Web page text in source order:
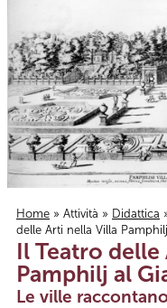
Tu sei qui
Home » Attività » Didattica
delle Arti nella Villa
Il Teatro
Pamphilj al
Le ville